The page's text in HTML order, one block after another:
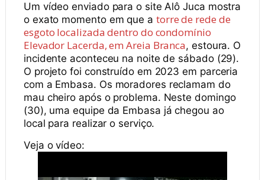
Um vídeo enviado para o site Alô Juca mostra
o exato momento em que a torre de rede de
esgoto localizada dentro do condomínio
Elevador Lacerda, em Areia Branca, estoura. O
incidente aconteceu na noite de sábado (29).
O projeto foi construído em 2023 em parceria
com a Embasa. Os moradores reclamam do
mau cheiro após o problema. Neste domingo
(30), uma equipe da Embasa já chegou ao
local para realizar o serviço.
Veja o vídeo: